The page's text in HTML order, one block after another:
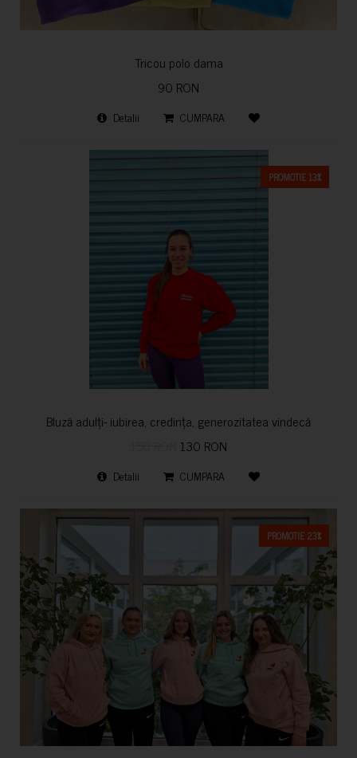
Tricou polo dama
90 RON
Detalii CUMPARA
PROMOTIE 13%
Bluză adulți- iubirea, credința, generozitatea vindecă
130 RON
Detalii CUMPARA
PROMOTIE 23%